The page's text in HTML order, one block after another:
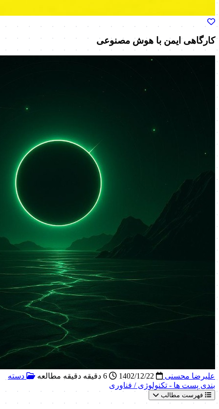
کارگاهی ایمن با هوش مصنوعی
علیرضا محسنی
دسته
بندی پست ها - تکنولوژی / فناوری
فهرست مطالب